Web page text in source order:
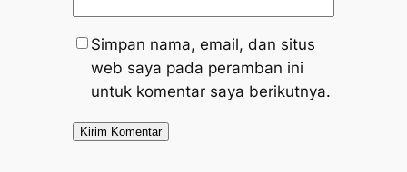
Simpan nama, email, dan situs
web saya pada peramban ini
untuk komentar saya berikutnya.